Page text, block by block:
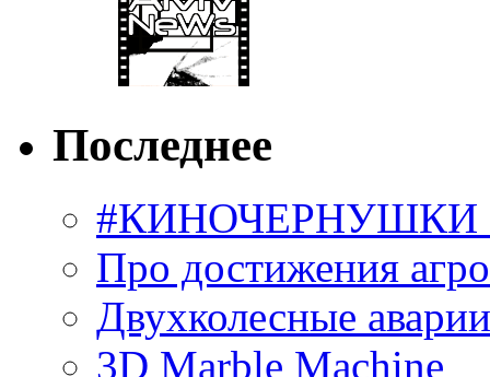
Последнее
#КИНОЧЕРНУШКИ
Про достижения
Двухколесные
3D Marble Machine